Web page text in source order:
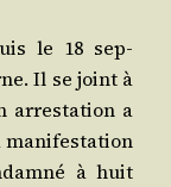
le 18 sep­
Il se joint à
arres­ta­tion a
mani­fes­ta­tion
à huit